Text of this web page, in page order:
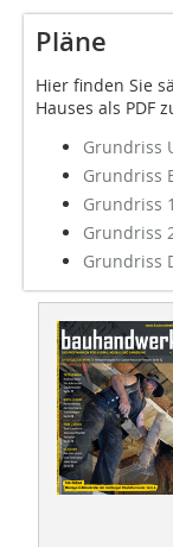
Pläne
Hier finden Sie
Hauses als PDF
Grundriss
Grundriss
Grundriss
Grundriss
Grundriss